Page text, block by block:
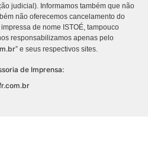
judicial). Informamos também que não
não oferecemos cancelamento do
de nome ISTOÉ, tampouco
responsabilizamos apenas pelo
” e seus respectivos sites.
de Imprensa: